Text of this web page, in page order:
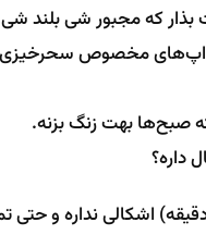
بذار که مجبور شی بلند
اپ‌های مخصوص سحرخیزی
صبح‌ها بهت زنگ بزنه.
داره؟
کوتاه (20-30 دقیقه) اشکالی نداره و